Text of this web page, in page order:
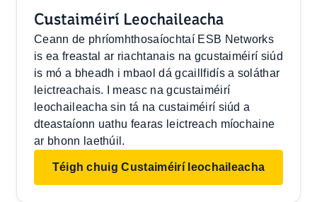
Custaiméirí Leochaileacha
Ceann de phríomhthosaíochtaí ESB Networks
is ea freastal ar riachtanais na gcustaiméirí siúd
is mó a bheadh i mbaol dá gcaillfidís a soláthar
leictreachais. I measc na gcustaiméirí
leochaileacha sin tá na custaiméirí siúd a
dteastaíonn uathu fearas leictreach míochaine
ar bhonn laethúil.
Téigh chuig Custaiméirí leochaileacha